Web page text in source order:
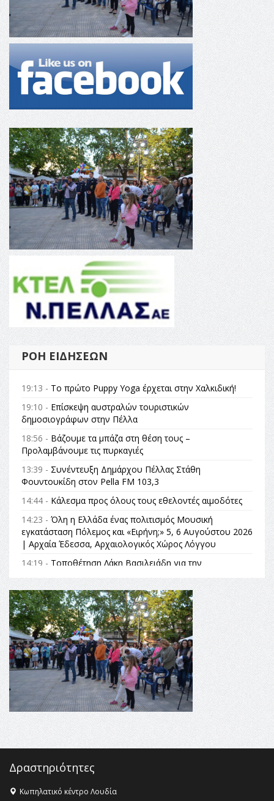
ΡΟΉ ΕΙΔΉΣΕΩΝ
19:13 - Το πρώτο Puppy Yoga έρχεται στην Χαλκιδική!
19:10 - Επίσκεψη αυστραλών τουριστικών
δημοσιογράφων στην Πέλλα
18:56 - Βάζουμε τα μπάζα στη θέση τους –
Προλαμβάνουμε τις πυρκαγιές
13:39 - Συνέντευξη Δημάρχου Πέλλας Στάθη
Φουντουκίδη στον Pella FM 103,3
14:44 - Κάλεσμα προς όλους τους εθελοντές αιμοδότες
14:23 - Όλη η Ελλάδα ένας πολιτισμός Μουσική
εγκατάσταση Πόλεμος και «Ειρήνη;» 5, 6 Αυγούστου 2026
| Αρχαία Έδεσσα, Αρχαιολογικός Χώρος Λόγγου
14:19 - Τοποθέτηση Λάκη Βασιλειάδη για την
Αναθεώρηση του Συντάγματος: «Σε τέτοιες κορυφαίες
θεσμικές διαδικασίες υπάρχει μόνο η ευθύνη απέναντι
στις επόμενες γενιές»
16:35 -Το πρόγραμμα του ΠΑΟΚ στον δεύτερο γύρο του
Champions League!
16:27 -Όλυμπος: Εντάχθηκε στον Κατάλογο Παγκόσμιας
Κληρονομιάς της UNESCO – Ομόφωνη η απόφαση Ο
Όλυμπος αναγνωρίστηκε ως φυσικό και πολιτιστικό
αγαθό εξέχουσας οικουμενικής αξίας για την
ανθρωπότητα
16:18 -
ΕΝΟΡΙΑΚΕΣ ΚΑΛΟΚΑΙΡΙΝΕΣ ΔΡΑΣΕΙΣ ΓΙΑ ΠΑΙΔΙΑ
ΣΤΗΝ ΕΔΕΣΣΑ
Δραστηριότητες
Κωπηλατικό κέντρο Λουδία